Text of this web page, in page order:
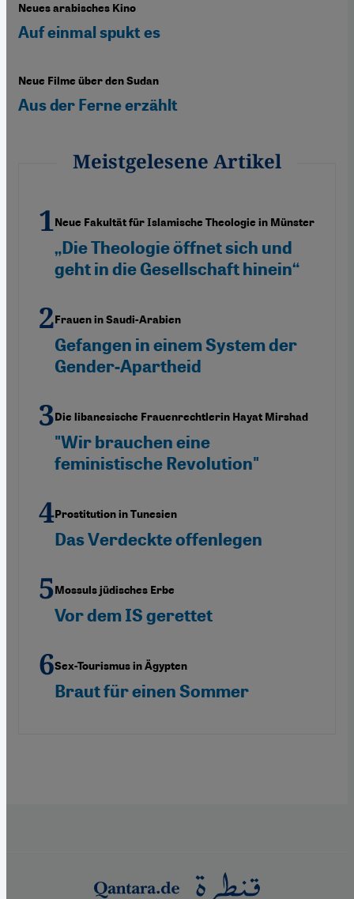
Neues arabisches Kino
Auf einmal spukt es
Neue Filme über den Sudan
Aus der Ferne erzählt
Meistgelesene Artikel
Neue Fakultät für Islamische Theologie in Münster
„Die Theologie öffnet sich und
geht in die Gesellschaft hinein“
Frauen in Saudi-Arabien
Gefangen in einem System der
Gender-Apartheid
Die libanesische Frauenrechtlerin Hayat Mirshad
"Wir brauchen eine
feministische Revolution"
Prostitution in Tunesien
Das Verdeckte offenlegen
Mossuls jüdisches Erbe
Vor dem IS gerettet
Sex-Tourismus in Ägypten
Braut für einen Sommer